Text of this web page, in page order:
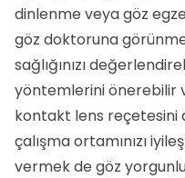
dinlenme veya göz
göz doktoruna
sağlığınızı
yöntemlerini önerebilir
kontakt lens reçetesini
çalışma ortamınızı
vermek de göz